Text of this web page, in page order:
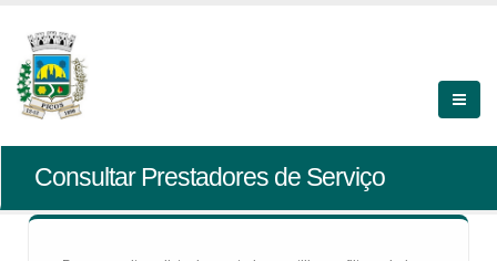
Consultar Prestadores de Serviço